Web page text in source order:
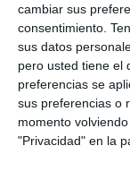
cambiar sus
consentimiento.
sus datos
pero usted tiene el
preferencias se
sus preferencias o
momento
"Privacidad" en la